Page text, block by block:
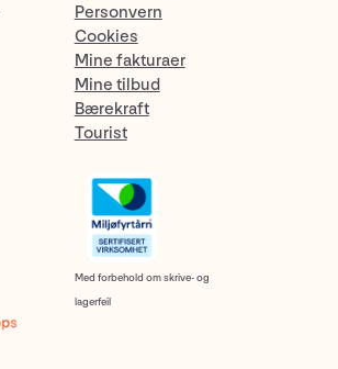
Personvern
Cookies
Mine fakturaer
Mine tilbud
Bærekraft
Tourist
Med forbehold om skrive- og
lagerfeil